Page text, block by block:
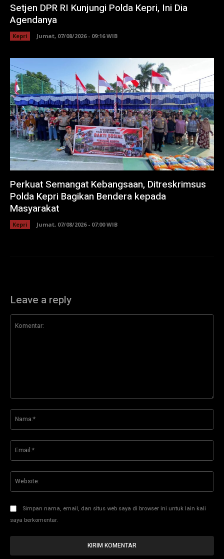
Setjen DPR RI Kunjungi Polda Kepri, Ini Dia
Agendanya
Kepri Jumat, 07/08/2026 - 09:16 WIB
Perkuat Semangat Kebangsaan, Ditreskrimsus
Polda Kepri Bagikan Bendera kepada
Masyarakat
Kepri Jumat, 07/08/2026 - 07:00 WIB
Leave a reply
Simpan nama, email, dan situs web saya di browser ini untuk lain kali
saya berkomentar.